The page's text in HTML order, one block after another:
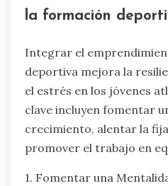
la formación
Integrar el
deportiva mejora la
el estrés en los jóvenes
clave incluyen fomentar
crecimiento, alentar la
promover el trabajo en
1. Fomentar una